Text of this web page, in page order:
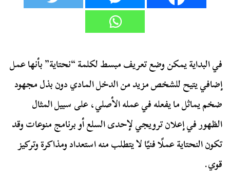
في البداية يمكن وضع تعريف مبسط لكلمة “نحتاية” بأنها عمل
إضافي يتيح للشخص مزيد من الدخل المادي دون بذل مجهود
ضخم يماثل ما يفعله في عمله الأصلي، على سبيل المثال
الظهور في إعلان ترويجي لإحدى السلع أو برنامج منوعات وقد
تكون النحتاية عملًا فنيًا لا يتطلب منه استعداد ومذاكرة وتركيز
قوي.